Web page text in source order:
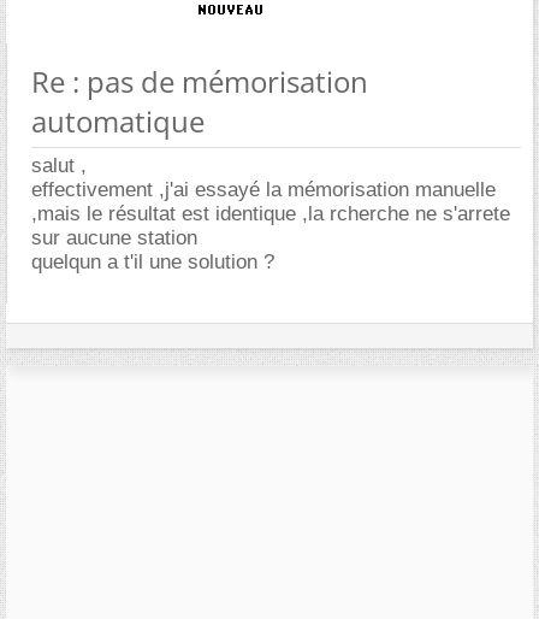
Re : pas de mémorisation
automatique
salut ,
effectivement ,j'ai essayé la mémorisation manuelle
,mais le résultat est identique ,la rcherche ne s'arrete
sur aucune station
quelqun a t'il une solution ?